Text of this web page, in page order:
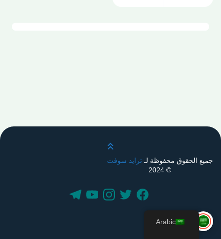
قم بالتمرير لأعلى
جميع الحقوق محفوظة لـترايد سوفت
© 2024
Arabic